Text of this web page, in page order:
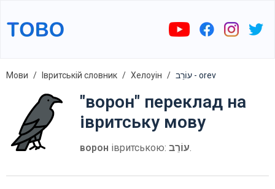
Мови Івритській словник Хелоуін עוֹרֵב - orev
"ворон" переклад на
івритську мову
ворон івритською: עוֹרֵב.